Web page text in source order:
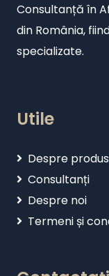
Consultanță în
din România,
specializate.
Utile
Despre produs
Consultanți
Despre noi
Termeni și